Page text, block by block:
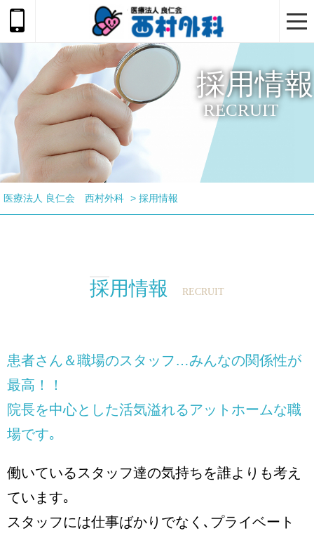
採用情報
RECRUIT
医療法人 良仁会 西村外科 > 採用情報
採用情報 RECRUIT
患者さん＆職場のスタッフ…みんなの関係性が
最高！！
院長を中心とした活気溢れるアットホームな職
場です｡
働いているスタッフ達の気持ちを誰よりも考え
ています｡
スタッフには仕事ばかりでなく､プライベート